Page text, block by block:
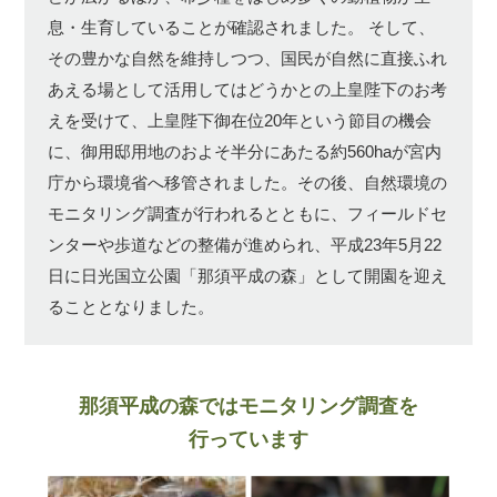
息・生育していることが確認されました。
そして、
その豊かな自然を維持しつつ、国民が自然に直接ふれ
あえる場として活用してはどうかとの上皇陛下のお考
えを受けて、上皇陛下御在位20年という節目の機会
に、御用邸用地のおよそ半分にあたる約560haが宮内
庁から環境省へ移管されました。その後、自然環境の
モニタリング調査が行われるとともに、フィールドセ
ンターや歩道などの整備が進められ、平成23年5月22
日に日光国立公園「那須平成の森」として開園を迎え
ることとなりました。
那須平成の森ではモニタリング調査を
行っています